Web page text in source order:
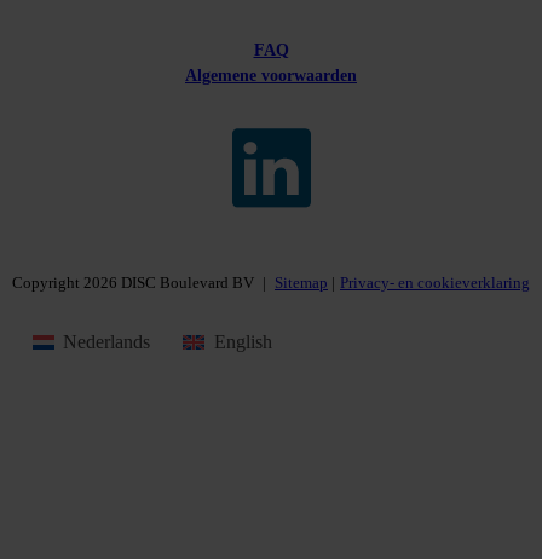
FAQ
Algemene voorwaarden
Copyright 2026 DISC Boulevard BV | Sitemap Privacy- en cookieverklaring
Nederlands English